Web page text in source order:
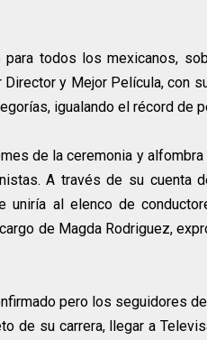
todos los mexicanos,
y Mejor Película, con
igualando el récord de
de la ceremonia y
A través de su cuenta
uniría al elenco de
de Magda Rodriguez,
pero los seguidores
de su carrera, llegar a